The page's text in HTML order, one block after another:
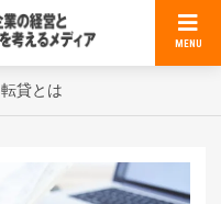
MENU
転貸とは